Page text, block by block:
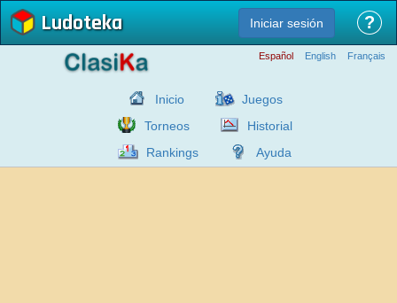
Ludoteka Iniciar sesión ?
Español English Français
Inicio
Juegos
Torneos
Historial
Rankings
Ayuda